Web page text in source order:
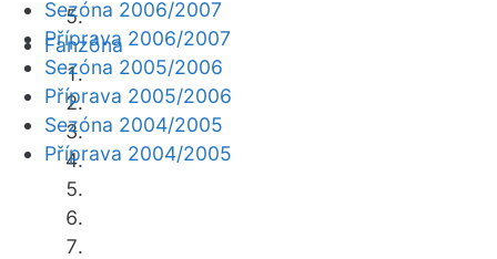
Fanzóna
Sezóna 2006/2007
Příprava 2006/2007
Sezóna 2005/2006
Příprava 2005/2006
Sezóna 2004/2005
Příprava 2004/2005